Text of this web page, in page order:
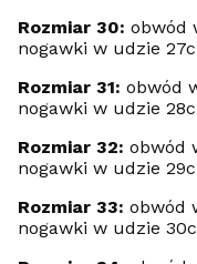
Rozmiar 30: obwód
nogawki w udzie
Rozmiar 31: obwód
nogawki w udzie
Rozmiar 32: obwód
nogawki w udzie
Rozmiar 33: obwód
nogawki w udzie